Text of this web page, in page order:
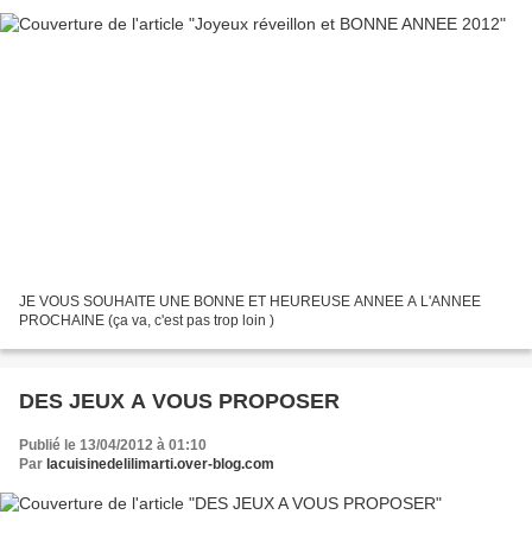
JE VOUS SOUHAITE UNE BONNE ET HEUREUSE ANNEE A L'ANNEE
PROCHAINE (ça va, c'est pas trop loin )
DES JEUX A VOUS PROPOSER
Publié le 13/04/2012 à 01:10
Par lacuisinedelilimarti.over-blog.com